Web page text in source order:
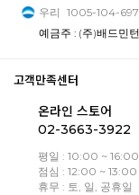
우리 1005-104-
예금주 : (주)배드민
고객만족센터
온라인 스토어
02-3663-3922
평일 : 10:00 ~ 16:00
점심 : 12:00 ~ 13:00
휴무 : 토, 일, 공휴일